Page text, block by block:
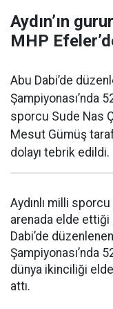
Aydın’ın
MHP
Abu Dabi’de
Şampiyonası’nda
sporcu Sude Nas
Mesut Gümüş
dolayı tebrik edildi.
Aydınlı milli
arenada elde ettiği
Dabi’de
Şampiyonası’nda
dünya ikinciliği
attı.